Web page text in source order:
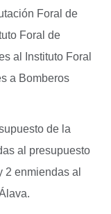
Foral de
Foral de
al Instituto Foral
a Bomberos
de la
al presupuesto
enmiendas al